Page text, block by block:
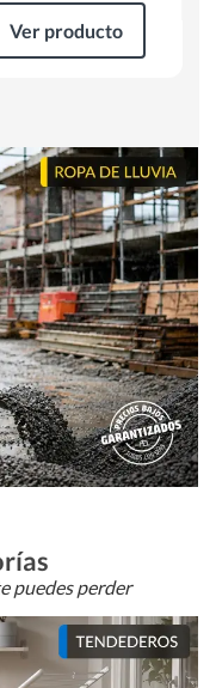
Ver producto
puedes perder